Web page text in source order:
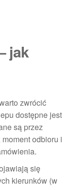
jak
zwrócić
dostępne jest
są przez
odbioru i
się
kierunków (w